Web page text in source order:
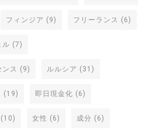
フィンジア (9) フリーランス (6)
ル (7)
ンス (9) ルルシア (31)
(19) 即日現金化 (6)
(10) 女性 (6) 成分 (6)